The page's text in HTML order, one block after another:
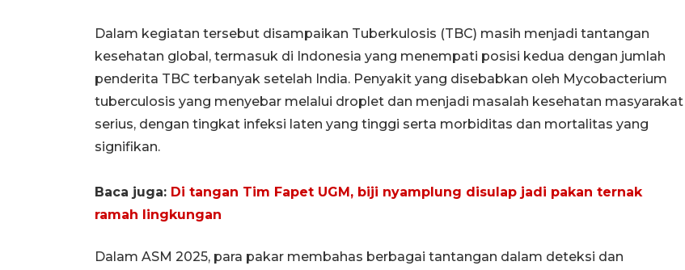
Dalam kegiatan tersebut disampaikan Tuberkulosis (TBC) masih menjadi tantangan
kesehatan global, termasuk di Indonesia yang menempati posisi kedua dengan jumlah
penderita TBC terbanyak setelah India. Penyakit yang disebabkan oleh Mycobacterium
tuberculosis yang menyebar melalui droplet dan menjadi masalah kesehatan masyarakat
serius, dengan tingkat infeksi laten yang tinggi serta morbiditas dan mortalitas yang
signifikan.
Baca juga: Di tangan Tim Fapet UGM, biji nyamplung disulap jadi pakan ternak
ramah lingkungan
Dalam ASM 2025, para pakar membahas berbagai tantangan dalam deteksi dan